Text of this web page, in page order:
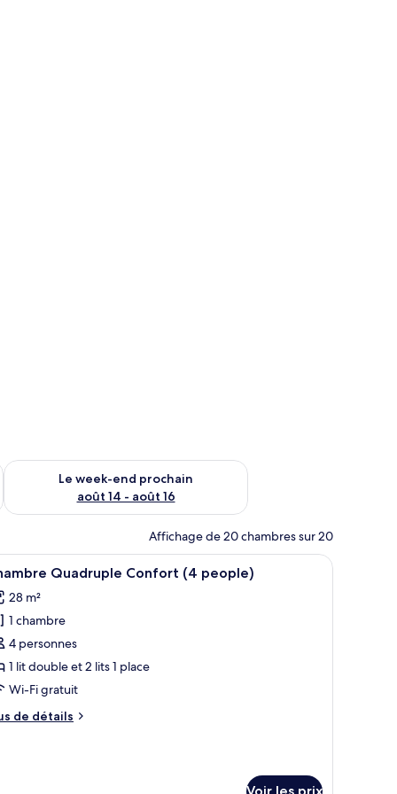
août 7 - août 9
Le week-end prochain
août 14 - août 16
Vérifier la disponibilité pour le week-end prochain août 14 -
Affichage de 20 chambres sur 20
table de chevet avec une lampe et un panneau mural en bois.
:
Une chambre à coucher moderne avec un
8 Quadruple Confort (4 people)
28 m²
1 chambre
4 personnes
1 lit double et 2 lits 1 place
Wi-Fi gratuit
de détails